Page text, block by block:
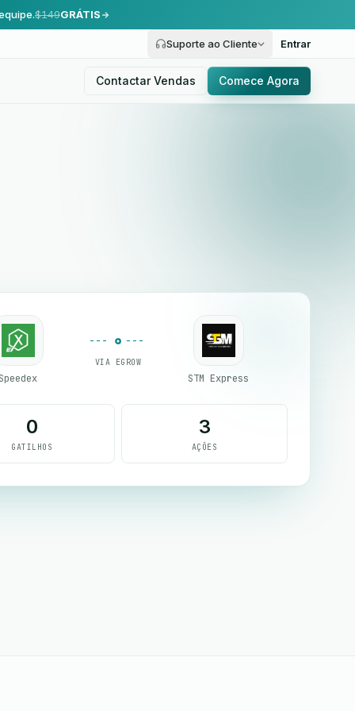
$149GRÁTIS
Suporte ao Cliente Entrar
Contactar Vendas Comece Agora
Speedex
VIA EGROW
STM Express
0
GATILHOS
3
AÇÕES